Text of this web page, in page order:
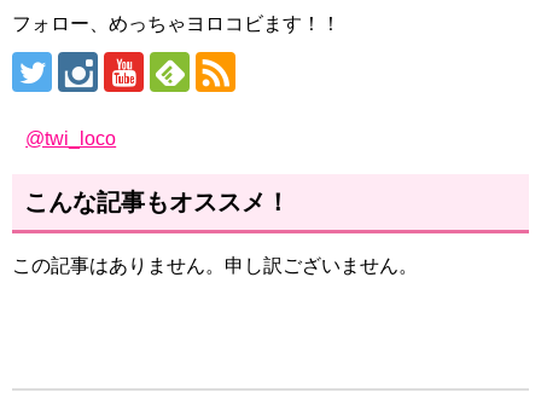
フォロー、めっちゃヨロコビます！！
@twi_loco
こんな記事もオススメ！
この記事はありません。申し訳ございません。